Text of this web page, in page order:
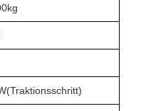
0kg
Traktionsschritt)